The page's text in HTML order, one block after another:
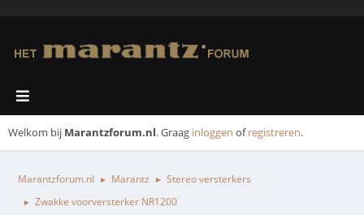
Welkom bij Marantzforum.nl. Graag inloggen ofregistreren.
Marantzforum.nl ► Marantz ► Stereo versterkers
► Zwakke voorversterker NR1200